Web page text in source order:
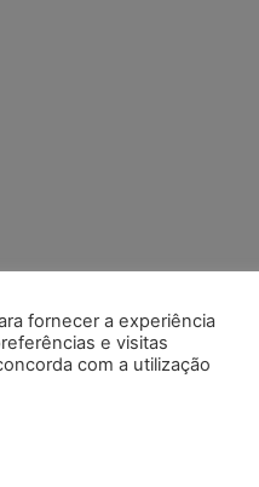
fornecer a experiência
e visitas
com a utilização